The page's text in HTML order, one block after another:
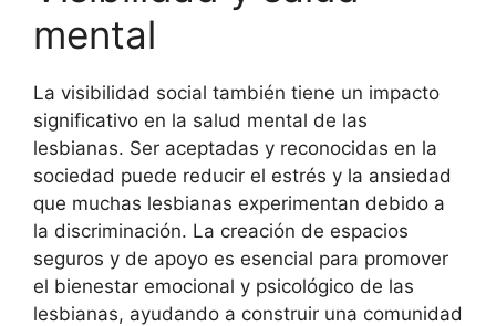
mental
La visibilidad social también tiene un impacto
significativo en la salud mental de las
lesbianas. Ser aceptadas y reconocidas en la
sociedad puede reducir el estrés y la ansiedad
que muchas lesbianas experimentan debido a
la discriminación. La creación de espacios
seguros y de apoyo es esencial para promover
el bienestar emocional y psicológico de las
lesbianas, ayudando a construir una comunidad